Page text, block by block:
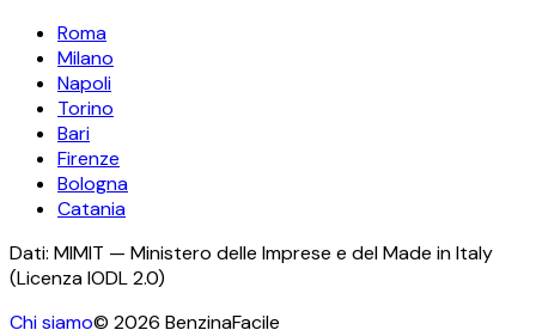
Roma
Milano
Napoli
Torino
Bari
Firenze
Bologna
Catania
Dati: MIMIT — Ministero delle Imprese e del Made in Italy
(Licenza IODL 2.0)
Chi siamo© 2026 BenzinaFacile